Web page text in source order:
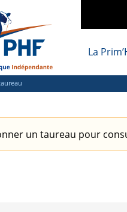
La
un taureau pour